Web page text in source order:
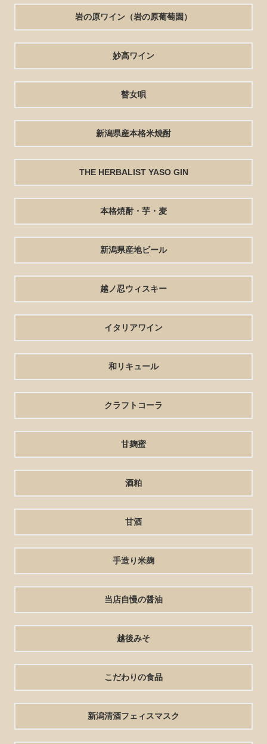
岩の原ワイン（岩の原葡萄園）
妙高ワイン
瞽女唄
新潟県産本格米焼酎
THE HERBALIST YASO GIN
本格焼酎・芋・麦
新潟県産地ビール
越ノ忍ウィスキー
イタリアワイン
和リキュール
クラフトコーラ
甘麹蜜
酒粕
甘酒
手造り米麹
当店自慢の醤油
越後みそ
こだわりの食品
新潟清酒フェィスマスク